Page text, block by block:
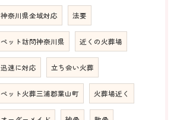
神奈川県全域対応 法要
ペット訪問神奈川県 近くの火葬場
迅速に対応 立ち会い火葬
ペット火葬三浦郡葉山町 火葬場近く